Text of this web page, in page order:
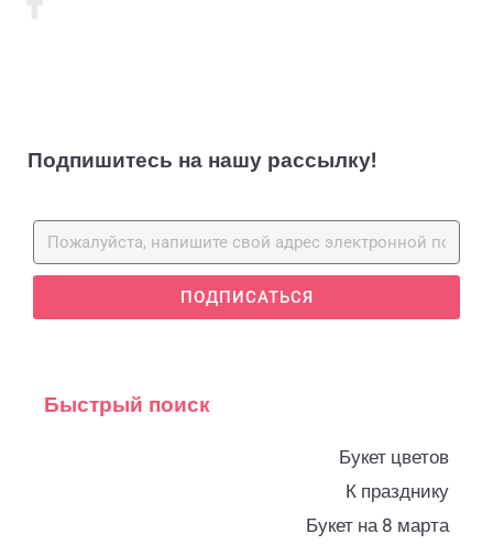
Подпишитесь на нашу рассылку!
ПОДПИСАТЬСЯ
Быстрый поиск
Букет цветов
К празднику
Букет на 8 марта